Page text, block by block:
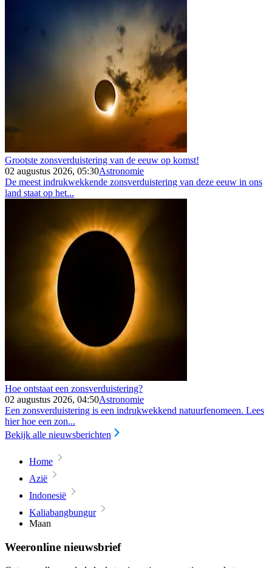
Grootste zonsverduistering van de eeuw op komst!
02 augustus 2026, 05:30Astronomie
De meest indrukwekkende zonsverduistering van deze eeuw in ons
land staat op het...
Hoe ontstaat een zonsverduistering?
02 augustus 2026, 04:50Astronomie
Een zonsverduistering is een indrukwekkend natuurfenomeen. Lees
hier hoe een zon...
Bekijk alle nieuwsberichten
Home
Azië
Indonesië
Kaliabangbungur
Maan
Weeronline nieuwsbrief